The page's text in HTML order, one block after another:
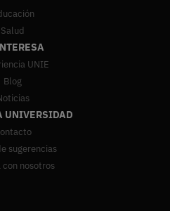
Salud
UNIE
Blog
UNIVERSIDAD
sugerencias
con nosotros